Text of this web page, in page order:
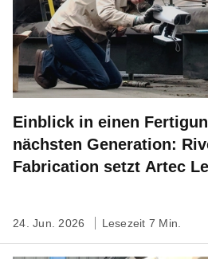
Einblick in einen
nächsten Generation:
Fabrication setzt Artec
24. Jun. 2026 Lesezeit 7 Min.